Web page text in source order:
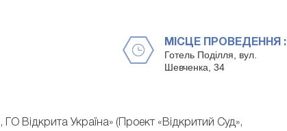
МІСЦЕ ПРОВЕДЕННЯ :
Готель Поділля, вул.
Шевченка, 34
Відкрита Україна» (Проект «Відкритий Суд»,